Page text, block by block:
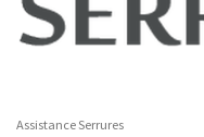
Assistance Serrures